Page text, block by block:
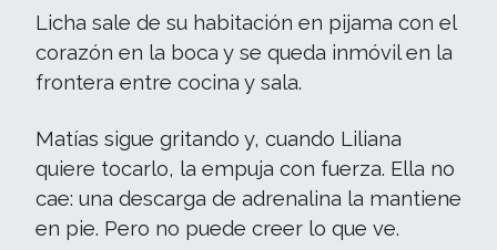
Licha sale de su habitación en pijama con el
corazón en la boca y se queda inmóvil en la
frontera entre cocina y sala.
Matías sigue gritando y, cuando Liliana
quiere tocarlo, la empuja con fuerza. Ella no
cae: una descarga de adrenalina la mantiene
en pie. Pero no puede creer lo que ve.